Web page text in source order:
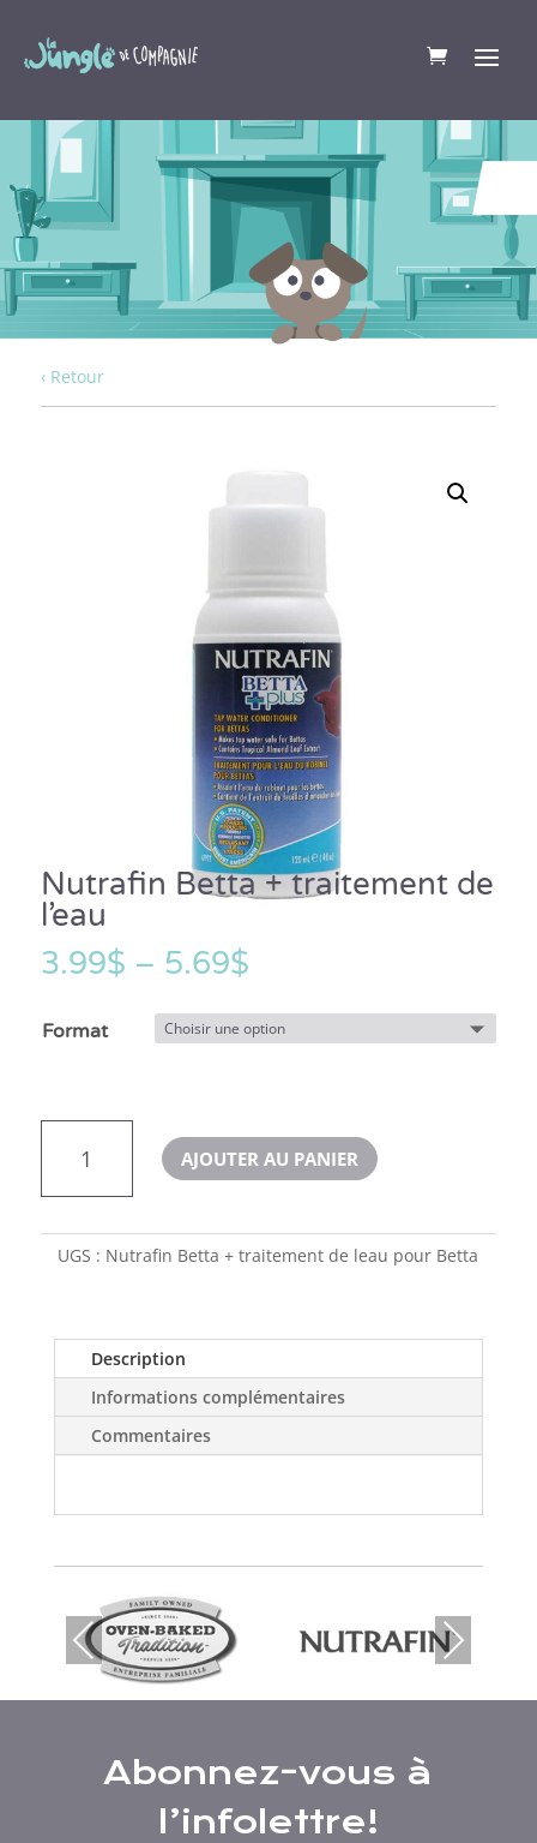
‹ Retour
Nutrafin Betta + traitement de
l’eau
3.99$ – 5.69$
Format
AJOUTER AU PANIER
UGS : Nutrafin Betta + traitement de leau pour Betta
Description
Informations complémentaires
Commentaires
Prev
ious
Nex
t
Abonnez-vous à
l’infolettre!